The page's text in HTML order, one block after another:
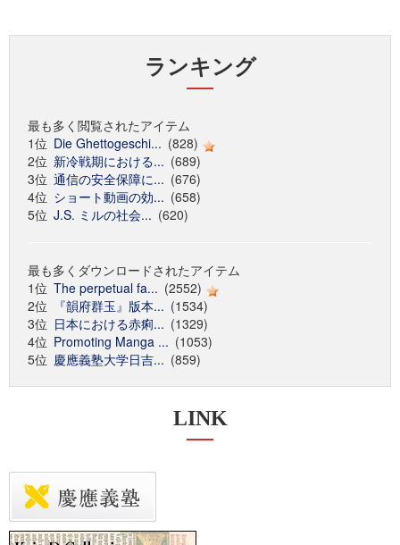
ランキング
最も多く閲覧されたアイテム
1位 Die Ghettogeschi... (828)
2位 新冷戦期における... (689)
3位 通信の安全保障に... (676)
4位 ショート動画の効... (658)
5位 J.S. ミルの社会... (620)
最も多くダウンロードされたアイテム
1位 The perpetual fa... (2552)
2位
『韻府群玉』版本... (1534)
3位 日本における赤痢... (1329)
4位 Promoting Manga ... (1053)
5位 慶應義塾大学日吉... (859)
LINK